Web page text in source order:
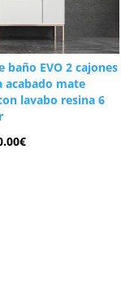
baño EVO 2 cajones
acabado mate
lavabo resina 6
€